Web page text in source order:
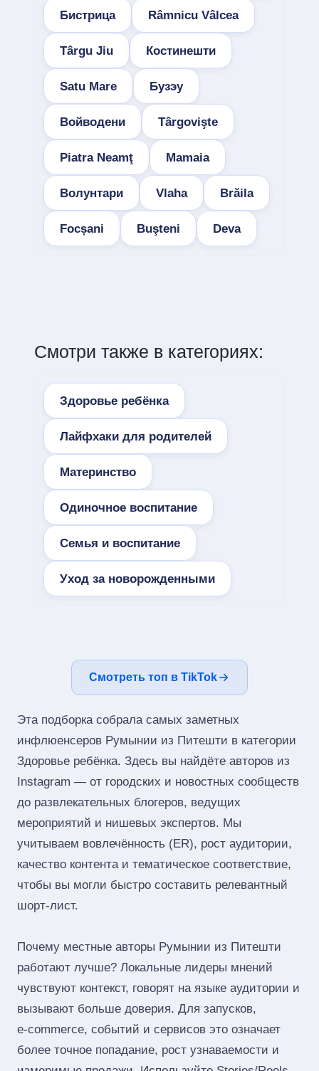
Бистрица Râmnicu Vâlcea
Târgu Jiu Костинешти
Satu Mare Бузэу
Войводени Târgovişte
Piatra Neamţ Mamaia
Волунтари Vlaha Brăila
Focșani Buşteni Deva
Смотри также в категориях:
Здоровье ребёнка
Лайфхаки для родителей
Материнство
Одиночное воспитание
Семья и воспитание
Уход за новорожденными
Смотреть топ в TikTok
Эта подборка собрала самых заметных
инфлюенсеров Румынии из Питешти в категории
Здоровье ребёнка. Здесь вы найдёте авторов из
Instagram — от городских и новостных сообществ
до развлекательных блогеров, ведущих
мероприятий и нишевых экспертов. Мы
учитываем вовлечённость (ER), рост аудитории,
качество контента и тематическое соответствие,
чтобы вы могли быстро составить релевантный
шорт‑лист.
Почему местные авторы Румынии из Питешти
работают лучше? Локальные лидеры мнений
чувствуют контекст, говорят на языке аудитории и
вызывают больше доверия. Для запусков,
e‑commerce, событий и сервисов это означает
более точное попадание, рост узнаваемости и